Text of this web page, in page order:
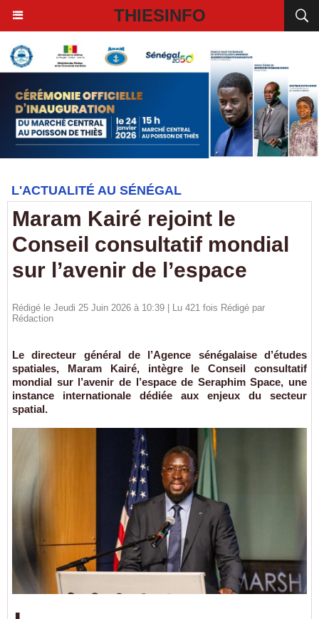
THIESINFO
L'ACTUALITÉ AU SÉNÉGAL
Maram Kairé rejoint le
Conseil consultatif mondial
sur l’avenir de l’espace
Rédigé le Jeudi 25 Juin 2026 à 10:39 | Lu 421 fois Rédigé par
Rédaction
Le directeur général de l’Agence sénégalaise d’études
spatiales, Maram Kairé, intègre le Conseil consultatif
mondial sur l’avenir de l’espace de Seraphim Space, une
instance internationale dédiée aux enjeux du secteur
spatial.